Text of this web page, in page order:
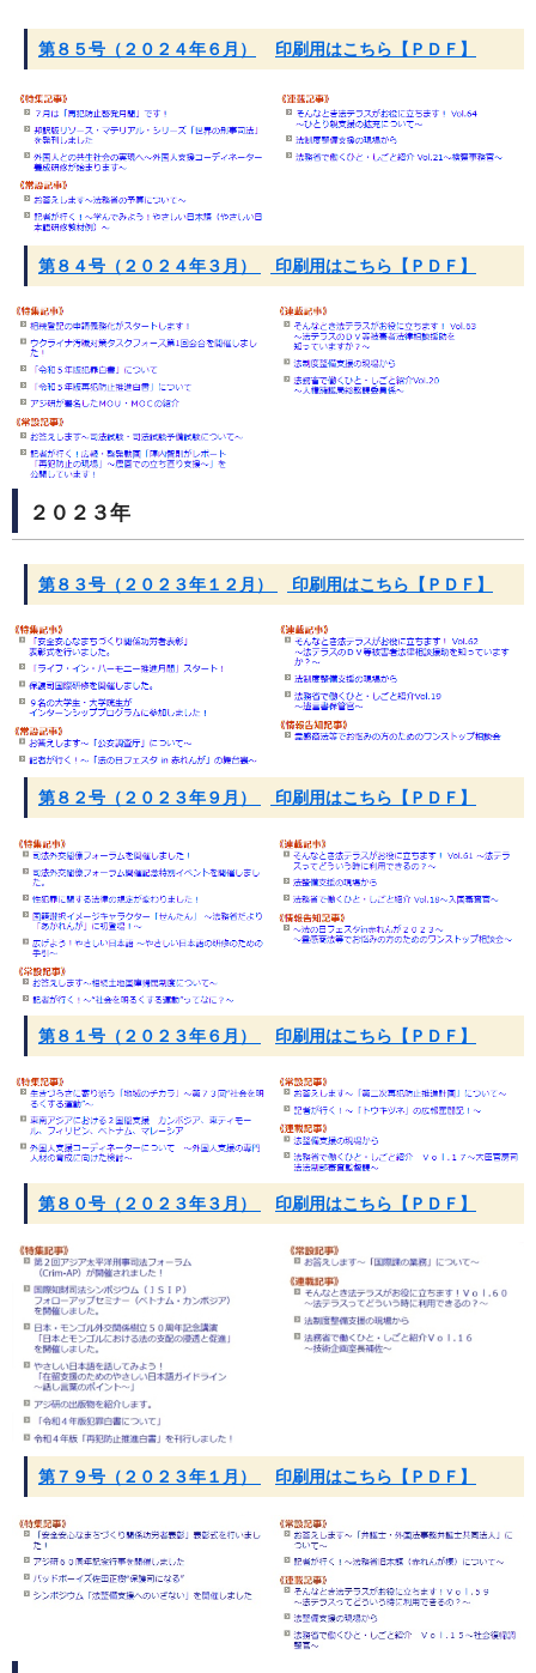
第８５号（２０２４年６月） 印刷用はこちら【ＰＤＦ】
第８４号（２０２４年３月） 印刷用はこちら【ＰＤＦ】
２０２３年
第８３号（２０２３年１２月） 印刷用はこちら【ＰＤＦ】
第８２号（２０２３年９月） 印刷用はこちら【ＰＤＦ】
第８１号（２０２３年６月） 印刷用はこちら【ＰＤＦ】
第８０号（２０２３年３月） 印刷用はこちら【ＰＤＦ】
第７９号（２０２３年１月） 印刷用はこちら【ＰＤＦ】